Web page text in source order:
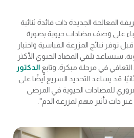
المعالجة الجديدة ذات فائدة ثنائية
على وصف مضادات حيوية بصورة
توفر نتائج المزرعة القياسية واختبار
سيساعد تلقي المضاد الحيوي الأكثر
في مرحلة مبكرة. وتابع الدكتور
قد يساعد التحديد السريع أيضًا على
للمضادات الحيوية في المرضى
غير ذات تأثير مهم لمزرعة الدم”.